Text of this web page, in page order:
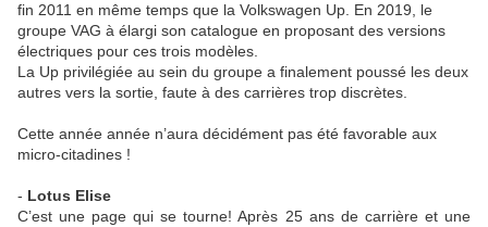
fin 2011 en même temps que la Volkswagen Up. En 2019, le
groupe VAG à élargi son catalogue en proposant des versions
électriques pour ces trois modèles.
La Up privilégiée au sein du groupe a finalement poussé les deux
autres vers la sortie, faute à des carrières trop discrètes.
Cette année année n’aura décidément pas été favorable aux
micro-citadines !
- Lotus Elise
C’est une page qui se tourne! Après 25 ans de carrière et une